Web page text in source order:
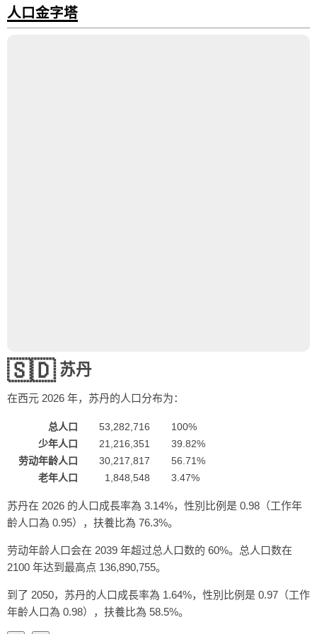
人口金字塔
🇸🇩苏丹
在西元 2026 年，苏丹的人口分布为：
总人口 53,282,716
100%
少年人口
21,216,351
39.82%
劳动年龄人口
30,217,817
56.71%
老年人口
1,848,548 3.47%
苏丹在 2026 的人口成長率為 3.14%，性別比例是 0.98（工作年
齡人口為 0.95），扶養比為 76.3%。
劳动年龄人口会在 2039 年超过总人口数的 60%。总人口数在
2100 年达到最高点 136,890,755。
到了 2050，苏丹的人口成長率為 1.64%，性別比例是 0.97（工作
年齡人口為 0.98），扶養比為 58.5%。